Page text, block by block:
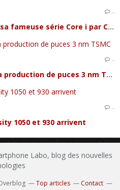
…
Intel s'apprête à remplacer sa fameuse série Core i par Core Ultra
…
Apple monopolise 90 % de la production de puces 3 nm TSMC
…
1050 et 930 arrivent
Labo, blog des nouvelles
Top articles
Contact